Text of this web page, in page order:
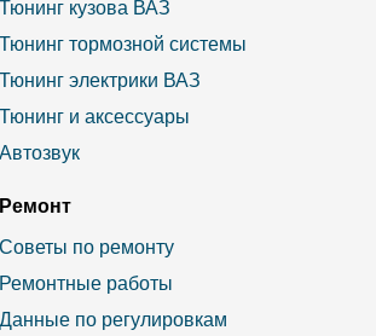
Тюнинг кузова ВАЗ
Тюнинг тормозной системы
Тюнинг электрики ВАЗ
Тюнинг и аксессуары
Автозвук
Ремонт
Советы по ремонту
Ремонтные работы
Данные по регулировкам